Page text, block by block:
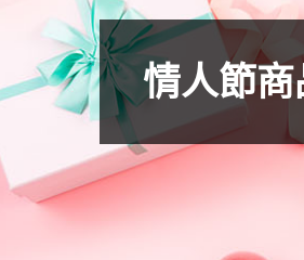
情人節